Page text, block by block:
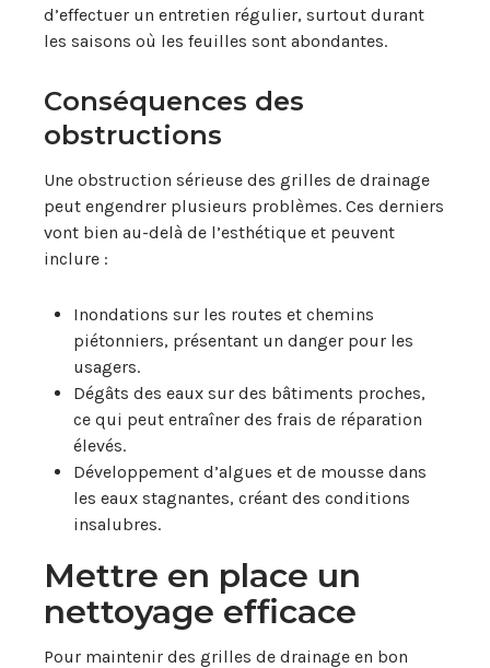
d’effectuer un entretien régulier, surtout durant
les saisons où les feuilles sont abondantes.
Conséquences des
obstructions
Une obstruction sérieuse des grilles de drainage
peut engendrer plusieurs problèmes. Ces derniers
vont bien au-delà de l’esthétique et peuvent
inclure :
Inondations sur les routes et chemins
piétonniers, présentant un danger pour les
usagers.
Dégâts des eaux sur des bâtiments proches,
ce qui peut entraîner des frais de réparation
élevés.
Développement d’algues et de mousse dans
les eaux stagnantes, créant des conditions
insalubres.
Mettre en place un
nettoyage efficace
Pour maintenir des grilles de drainage en bon